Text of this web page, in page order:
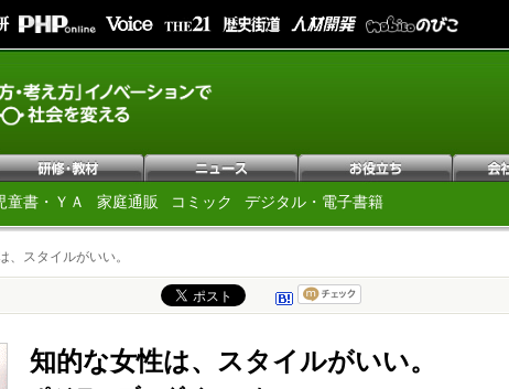
童書・ＹＡ 家庭通販 コミック デジタル・電子書籍
、スタイルがいい。
知的な女性は、スタイルがいい。